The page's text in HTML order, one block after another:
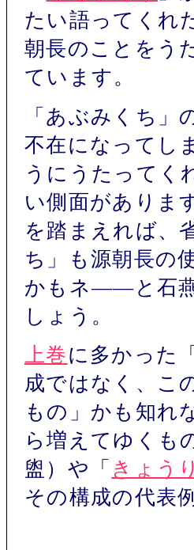
たい語ってくれ
朝長のことをう
ています。
「あぶみくち」
不在になってし
うにうたってく
い側面がありま
を踏まえれば、
ち」も源朝長の
かもネ――と石
しょう。
上巻に多かった
成ではなく、こ
もの」かも知
ら増えてゆくも
盥）や「 きょう
その構成の代表